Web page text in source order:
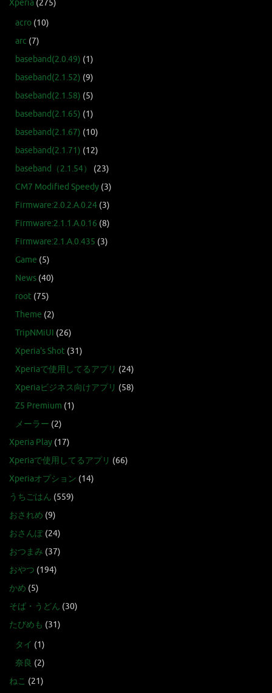
Xperia (275)
acro (10)
arc (7)
baseband(2.0.49) (1)
baseband(2.1.52) (9)
baseband(2.1.58) (5)
baseband(2.1.65) (1)
baseband(2.1.67) (10)
baseband(2.1.71) (12)
baseband（2.1.54）
(23)
CM7 Modified Speedy (3)
Firmware:2.0.2.A.0.24 (3)
Firmware:2.1.1.A.0.16 (8)
Firmware:2.1.A.0.435 (3)
Game (5)
News (40)
root (75)
Theme (2)
TripNMiUI (26)
Xperia's Shot (31)
Xperiaで使用してるアプリ (24)
Xperiaビジネス向けアプリ (58)
Z5 Premium (1)
メーラー (2)
Xperia Play (17)
Xperiaで使用してるアプリ (66)
Xperiaオプション (14)
うちごはん (559)
おされめ (9)
おさんぽ(24)
おつまみ (37)
おやつ (194)
かめ (5)
そば・うどん (30)
たびめも (31)
タイ (1)
奈良 (2)
ねこ (21)